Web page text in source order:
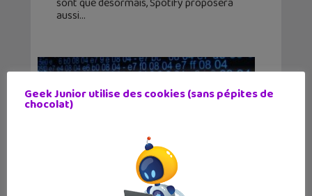
aussi
Geek Junior utilise des cookies (sans pépites de
chocolat)